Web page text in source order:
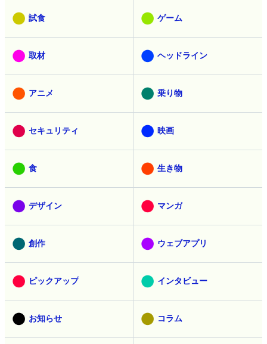
試食 ゲーム
取材 ヘッドライン
アニメ 乗り物
セキュリティ 映画
食 生き物
デザイン マンガ
創作 ウェブアプリ
ピックアップ インタビュー
お知らせ コラム